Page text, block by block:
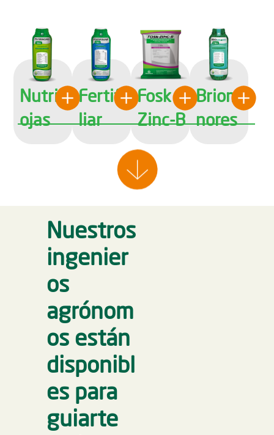
Nutrih
ojas
Fertifo
liar
Fosk
Zinc-B
Briome
nores
Nuestros
ingenier
os
agrónom
os están
disponibl
es para
guiarte